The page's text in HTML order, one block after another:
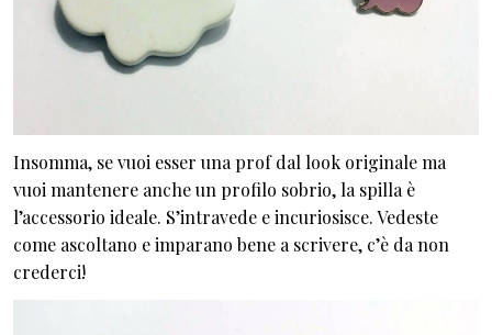
Insomma, se vuoi esser una prof dal look originale ma
vuoi mantenere anche un profilo sobrio, la spilla è
l’accessorio ideale. S’intravede e incuriosisce. Vedeste
come ascoltano e imparano bene a scrivere, c’è da non
crederci!